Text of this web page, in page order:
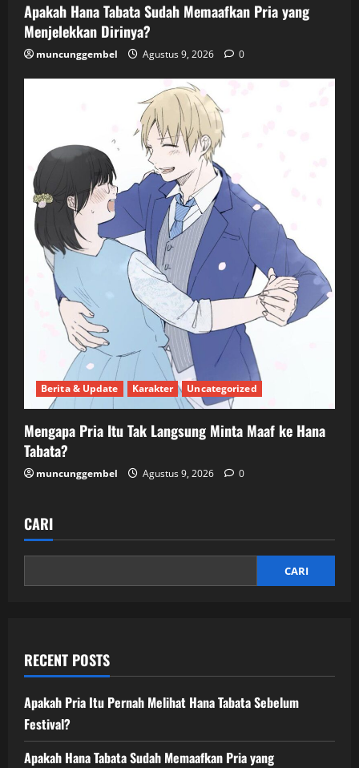
Apakah Hana Tabata Sudah Memaafkan Pria yang
Menjelekkan Dirinya?
muncunggembel Agustus 9, 2026 0
Berita & Update Karakter Uncategorized
Mengapa Pria Itu Tak Langsung Minta Maaf ke Hana
Tabata?
muncunggembel Agustus 9, 2026 0
CARI
CARI
RECENT POSTS
Apakah Pria Itu Pernah Melihat Hana Tabata Sebelum
Festival?
Apakah Hana Tabata Sudah Memaafkan Pria yang